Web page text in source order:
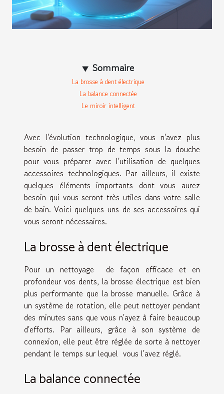
Sommaire
La brosse à dent électrique
La balance connectée
Le miroir intelligent
Avec l'évolution technologique, vous n'avez plus
besoin de passer trop de temps sous la douche
pour vous préparer avec l'utilisation de quelques
accessoires technologiques. Par ailleurs, il existe
quelques éléments importants dont vous aurez
besoin qui vous seront très utiles dans votre salle
de bain. Voici quelques-uns de ses accessoires qui
vous seront nécessaires.
La brosse à dent électrique
Pour un nettoyage de façon efficace et en
profondeur vos dents, la brosse électrique est bien
plus performante que la brosse manuelle. Grâce à
un système de rotation, elle peut nettoyer pendant
des minutes sans que vous n'ayez à faire beaucoup
d'efforts. Par ailleurs, grâce à son système de
connexion, elle peut être réglée de sorte à nettoyer
pendant le temps sur lequel vous l'avez réglé.
La balance connectée